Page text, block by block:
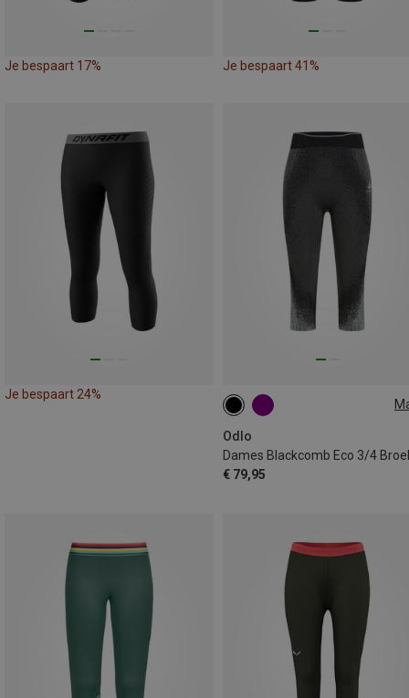
Je bespaart 17% Je bespaart 41%
Je bespaart 24%
Odlo
Dames Blackcomb Eco 3/4
€ 79,95
XS S